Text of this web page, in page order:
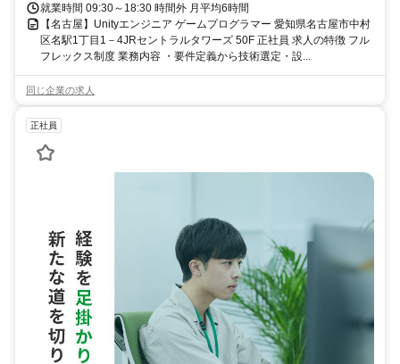
就業時間 09:30～18:30 時間外 月平均6時間
【名古屋】Unityエンジニア ゲームプログラマー 愛知県名古屋市中村
区名駅1丁目1－4JRセントラルタワーズ 50F 正社員 求人の特徴 フル
フレックス制度 業務内容 ・要件定義から技術選定・設...
同じ企業の求人
正社員